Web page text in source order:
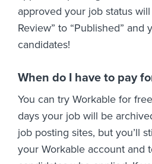
approved your job status
Review” to “Published” and
candidates!
When do I have to pay
You can try Workable for
days your job will be
job posting sites, but you’ll
your Workable account and